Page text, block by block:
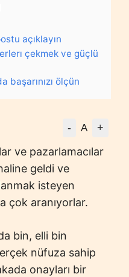
açıklayın
çekmek ve güçlü
başarınızı ölçün
- A +
ve pazarlamacılar
geldi ve
isteyen
çok aranıyorlar.
bin, elli bin
nüfuza sahip
onayları bir